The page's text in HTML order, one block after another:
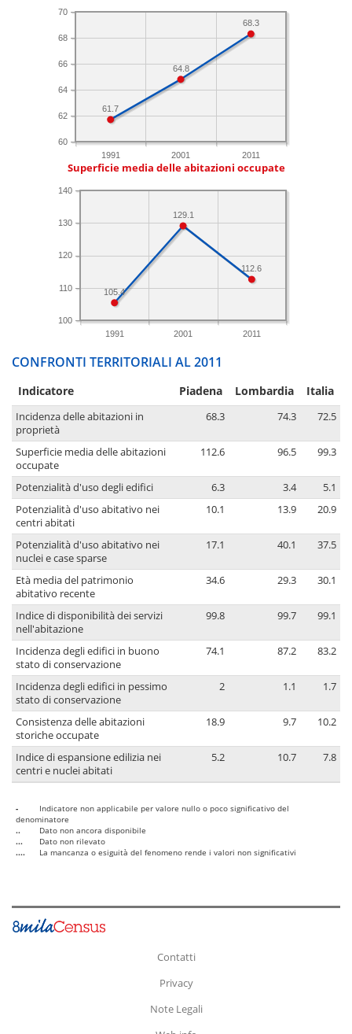
1991 2001 2011
60
62
64
66
68
70
68.3
64.8
61.7
Superficie media delle abitazioni occupate
1991 2001 2011
100
110
120
130
140
112.6
129.1
105.4
CONFRONTI TERRITORIALI AL 2011
Indicatore Piadena Lombardia Italia
Incidenza delle abitazioni in
proprietà
68.3 74.3 72.5
Superficie media delle abitazioni
occupate
112.6 96.5 99.3
Potenzialità d'uso degli edifici 6.3 3.4
5.1
Potenzialità d'uso abitativo nei
centri abitati
10.1 13.9 20.9
Potenzialità d'uso abitativo nei
nuclei e case sparse
17.1 40.1 37.5
Età media del patrimonio
abitativo recente
34.6 29.3 30.1
Indice di disponibilità dei servizi
nell'abitazione
99.8 99.7 99.1
Incidenza degli edifici in buono
stato di conservazione
74.1 87.2 83.2
Incidenza degli edifici in pessimo
stato di conservazione
2 1.1 1.7
Consistenza delle abitazioni
storiche occupate
18.9 9.7 10.2
Indice di espansione edilizia nei
centri e nuclei abitati
5.2 10.7 7.8
-
Indicatore non applicabile per valore nullo o poco significativo del
denominatore
..
Dato non ancora disponibile
...
Dato non rilevato
....
La mancanza o esiguità del fenomeno rende i valori non significativi
Contatti
Privacy
Note Legali